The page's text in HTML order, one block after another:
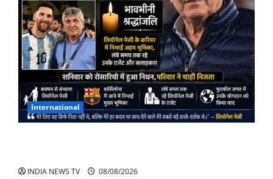
International
INDIA NEWS TV 08/08/2026